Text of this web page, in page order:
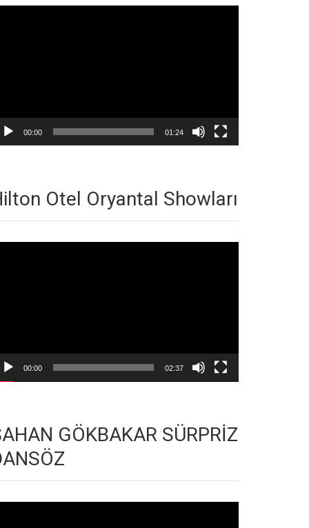
00:00 01:24
Otel Oryantal Showları
00:00 02:37
GÖKBAKAR SÜRPRİZ